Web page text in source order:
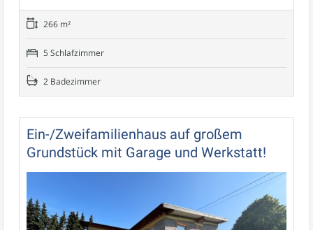
266 m²
5 Schlafzimmer
2 Badezimmer
Ein-/Zweifamilienhaus auf großem
Grundstück mit Garage und Werkstatt!